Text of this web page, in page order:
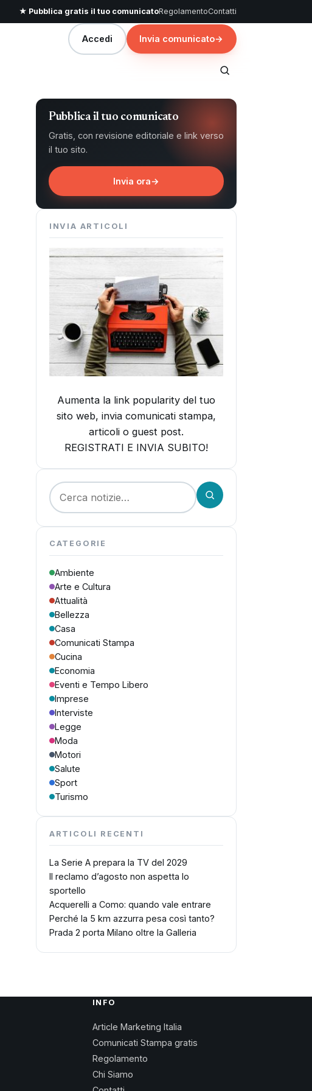
★ Pubblica gratis il tuo comunicatoRegolamentoContatti
Accedi Invia comunicato→
Pubblica il tuo comunicato
Gratis, con revisione editoriale e link verso
il tuo sito.
Invia ora→
INVIA ARTICOLI
Aumenta la link popularity del tuo
sito web, invia comunicati stampa,
articoli o guest post.
REGISTRATI E INVIA SUBITO!
Cerca:
CATEGORIE
Ambiente
Arte e Cultura
Attualità
Bellezza
Casa
Comunicati Stampa
Cucina
Economia
Eventi e Tempo Libero
Imprese
Interviste
Legge
Moda
Motori
Salute
Sport
Turismo
ARTICOLI RECENTI
La Serie A prepara la TV del 2029
Il reclamo d’agosto non aspetta lo
sportello
Acquerelli a Como: quando vale entrare
Perché la 5 km azzurra pesa così tanto?
Prada 2 porta Milano oltre la Galleria
INFO
Article Marketing Italia
Comunicati Stampa gratis
Regolamento
Chi Siamo